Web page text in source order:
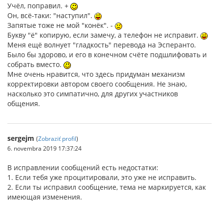
Учёл, поправил. +
Он, всё-таки: "наступил".
Запятые тоже не мой "конёк". -
Букву "ё" копирую, если замечу, а телефон не исправит.
Меня ещё волнует "гладкость" перевода на Эсперанто.
Было бы здорово, и его в конечном счёте подшлифовать и
собрать вместо.
Мне очень нравится, что здесь придуман механизм
корректировки автором своего сообщения. Не знаю,
насколько это симпатично, для других участников
общения.
sergejm (Zobraziť profil)
6. novembra 2019 17:37:24
В исправлении сообщений есть недостатки:
1. Если тебя уже процитировали, это уже не исправить.
2. Если ты исправил сообщение, тема не маркируется, как
имеющая изменения.